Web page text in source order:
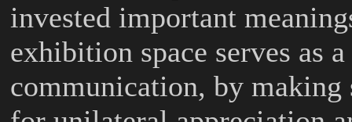
invested important
exhibition space serves as
communication, by making